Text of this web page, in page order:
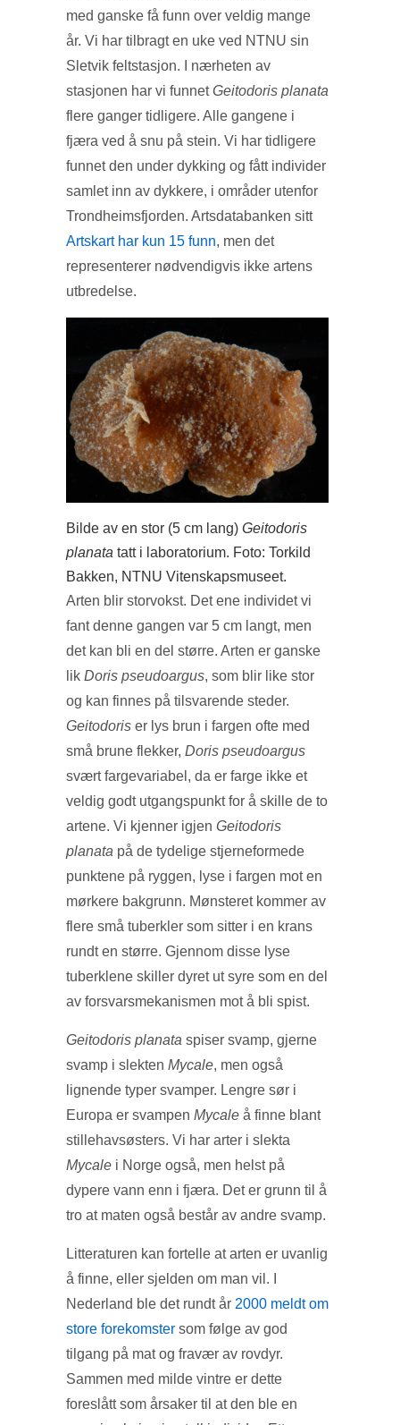
med ganske få funn over veldig mange
år. Vi har tilbragt en uke ved NTNU sin
Sletvik feltstasjon. I nærheten av
stasjonen har vi funnetGeitodoris planata
flere ganger tidligere. Alle gangene i
fjæra ved å snu på stein. Vi har tidligere
funnet den under dykking og fått individer
samlet inn av dykkere, i områder utenfor
Trondheimsfjorden. Artsdatabanken sitt
Artskart har kun 15 funn, men det
representerer nødvendigvis ikke artens
utbredelse.
Bilde av en stor (5 cm lang) Geitodoris
planata tatt i laboratorium. Foto: Torkild
Bakken, NTNU Vitenskapsmuseet.
Arten blir storvokst. Det ene individet vi
fant denne gangen var 5 cm langt, men
det kan bli en del større. Arten er ganske
lik Doris pseudoargus, som blir like stor
og kan finnes på tilsvarende steder.
Geitodoris er lys brun i fargen ofte med
små brune flekker, Doris pseudoargus
svært fargevariabel, da er farge ikke et
veldig godt utgangspunkt for å skille de to
artene. Vi kjenner igjen Geitodoris
planata på de tydelige stjerneformede
punktene på ryggen, lyse i fargen mot en
mørkere bakgrunn. Mønsteret kommer av
flere små tuberkler som sitter i en krans
rundt en større. Gjennom disse lyse
tuberklene skiller dyret ut syre som en del
av forsvarsmekanismen mot å bli spist.
Geitodoris planata spiser svamp, gjerne
svamp i slekten Mycale, men også
lignende typer svamper. Lengre sør i
Europa er svampen Mycale å finne blant
stillehavsøsters. Vi har arter i slekta
Mycale i Norge også, men helst på
dypere vann enn i fjæra. Det er grunn til å
tro at maten også består av andre svamp.
Litteraturen kan fortelle at arten er uvanlig
å finne, eller sjelden om man vil. I
Nederland ble det rundt år 2000 meldt om
store forekomster som følge av god
tilgang på mat og fravær av rovdyr.
Sammen med milde vintre er dette
foreslått som årsaker til at den ble en